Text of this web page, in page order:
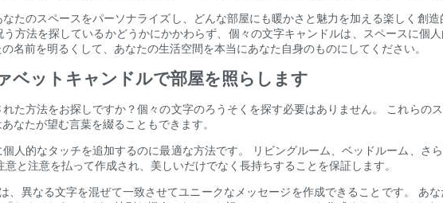
たのスペースをパーソナライズし、どんな部屋にも暖かさと魅力を加える楽しく創
方法を探しているかどうかにかかわらず、個々の文字キャンドルは、スペースに個
名前を明るくして、あなたの生活空間を本当にあなた自身のものにしてください。
ベットキャンドルで部屋を照らします
た方法をお探しですか？個々の文字のろうそくを探す必要はありません。 これらの
なたが望む言葉を綴ることもできます。
人的なタッチを追加するのに最適な方法です。 リビングルーム、ベッドルーム、さ
と注意を払って作成され、美しいだけでなく長持ちすることを保証します。
、異なる文字を混ぜて一致させてユニークなメッセージを作成できることです。 あ